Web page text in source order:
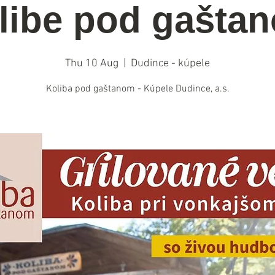
pod
Thu 10 Aug Dudince - kúpele
Koliba pod gaštanom - Kúpele Dudince, a.s.